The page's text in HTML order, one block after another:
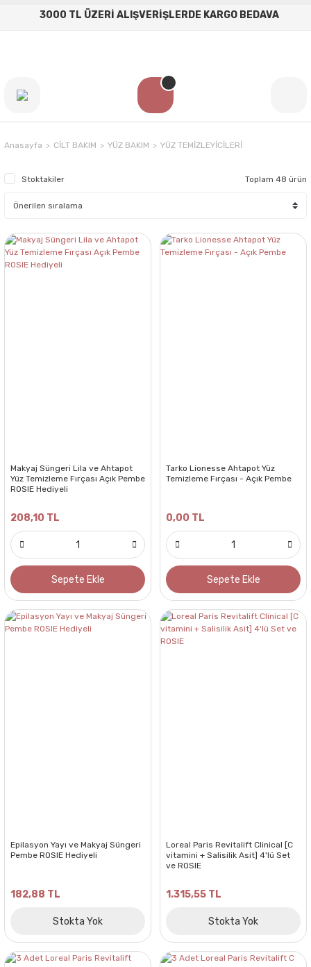
3000 TL ÜZERİ ALIŞVERİŞLERDE KARGO BEDAVA
Anasayfa CİLT BAKIM YÜZ BAKIM YÜZ TEMİZLEYİCİLERİ
Stoktakiler Toplam 48 ürün
Makyaj Süngeri Lila ve Ahtapot
Yüz Temizleme Fırçası Açık Pembe
ROSIE Hediyeli
208,10 TL
Sepete Ekle
Tarko Lionesse Ahtapot Yüz
Temizleme Fırçası - Açık Pembe
0,00 TL
Sepete Ekle
Epilasyon Yayı ve Makyaj Süngeri
Pembe ROSIE Hediyeli
182,88 TL
Stokta Yok
Loreal Paris Revitalift Clinical [C
vitamini + Salisilik Asit] 4'lü Set
ve ROSIE
1.315,55 TL
Stokta Yok